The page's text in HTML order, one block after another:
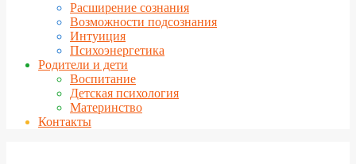
Расширение сознания
Возможности подсознания
Интуиция
Психоэнергетика
Родители и дети
Воспитание
Детская психология
Материнство
Контакты